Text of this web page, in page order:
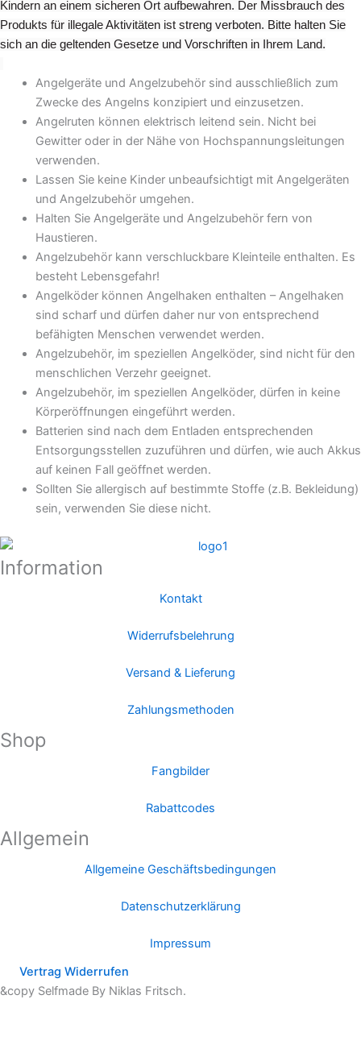
Kindern an einem sicheren Ort aufbewahren. Der Missbrauch des
Produkts für illegale Aktivitäten ist streng verboten. Bitte halten Sie
sich an die geltenden Gesetze und Vorschriften in Ihrem Land.
Angelgeräte und Angelzubehör sind ausschließlich zum
Zwecke des Angelns konzipiert und einzusetzen.
Angelruten können elektrisch leitend sein. Nicht bei
Gewitter oder in der Nähe von Hochspannungsleitungen
verwenden.
Lassen Sie keine Kinder unbeaufsichtigt mit Angelgeräten
und Angelzubehör umgehen.
Halten Sie Angelgeräte und Angelzubehör fern von
Haustieren.
Angelzubehör kann verschluckbare Kleinteile enthalten. Es
besteht Lebensgefahr!
Angelköder können Angelhaken enthalten – Angelhaken
sind scharf und dürfen daher nur von entsprechend
befähigten Menschen verwendet werden.
Angelzubehör, im speziellen Angelköder, sind nicht für den
menschlichen Verzehr geeignet.
Angelzubehör, im speziellen Angelköder, dürfen in keine
Körperöffnungen eingeführt werden.
Batterien sind nach dem Entladen entsprechenden
Entsorgungsstellen zuzuführen und dürfen, wie auch Akkus
auf keinen Fall geöffnet werden.
Sollten Sie allergisch auf bestimmte Stoffe (z.B. Bekleidung)
sein, verwenden Sie diese nicht.
Information
Kontakt
Widerrufsbelehrung
Versand & Lieferung
Zahlungsmethoden
Shop
Fangbilder
Rabattcodes
Allgemein
Allgemeine Geschäftsbedingungen
Datenschutzerklärung
Impressum
Vertrag Widerrufen
&copy Selfmade By Niklas Fritsch.